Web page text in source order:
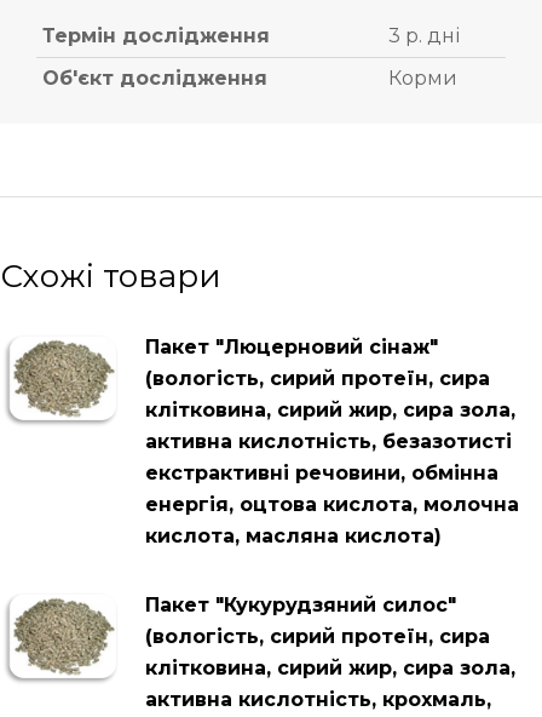
Термін дослідження
3 р. дні
Об'єкт дослідження
Корми
Схожі товари
Пакет "Люцерновий сінаж"
(вологість, сирий протеїн, сира
клітковина, сирий жир, сира зола,
активна кислотність, безазотисті
екстрактивні речовини, обмінна
енергія, оцтова кислота, молочна
кислота, масляна кислота)
Пакет "Кукурудзяний силос"
(вологість, сирий протеїн, сира
клітковина, сирий жир, сира зола,
активна кислотність, крохмаль,